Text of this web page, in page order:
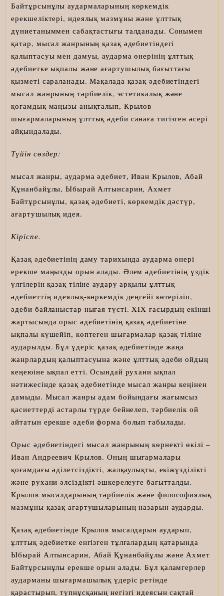
Байтұрсынұлы аудармаларының көркемдік
ерекшеліктері, идеялық мазмұны және ұлттық
дүниетаныммен сабақтастығы талданады. Сонымен
қатар, мысал жанрының қазақ әдебиетіндегі
қалыптасуы мен дамуы, аударма өнерінің ұлттық
әдебиетке ықпалы және ағартушылық бағыттағы
қызметі сараланады. Мақалада қазақ әдебиетіндегі
мысал жанрының тәрбиелік, эстетикалық және
қоғамдық маңызы анықталып, Крылов
шығармаларының ұлттық әдеби санаға тигізген әсері
айқындалады.
Түйін сөздер:
мысал жанры, аударма әдебиет, Иван Крылов, Абай
Құнанбайұлы, Ыбырай Алтынсарин, Ахмет
Байтұрсынұлы, қазақ әдебиеті, көркемдік дәстүр,
ағартушылық идея.
Кіріспе.
Қазақ әдебиетінің даму тарихында аударма өнері
ерекше маңызды орын алады. Әлем әдебиетінің үздік
үлгілерін қазақ тіліне аудару арқылы ұлттық
әдебиеттің идеялық-көркемдік деңгейі көтеріліп,
әдеби байланыстар нығая түсті. XIX ғасырдың екінші
жартысында орыс әдебиетінің қазақ әдебиетіне
ықпалы күшейіп, көптеген шығармалар қазақ тіліне
аударылды. Бұл үдеріс қазақ әдебиетінде жаңа
жанрлардың қалыптасуына және ұлттық әдеби ойдың
кеңеюіне ықпал етті. Осындай рухани ықпал
нәтижесінде қазақ әдебиетінде мысал жанры кеңінен
дамыды. Мысал жанры адам бойындағы жағымсыз
қасиеттерді астарлы түрде бейнелеп, тәрбиелік ой
айтатын ерекше әдеби форма болып табылады.
Орыс әдебиетіндегі мысал жанрының көрнекті өкілі –
Иван Андреевич Крылов. Оның шығармалары
қоғамдағы әділетсіздікті, жалқаулықты, екіжүзділікті
және рухани әлсіздікті әшкерелеуге бағытталды.
Крылов мысалдарының тәрбиелік және философиялық
мазмұны қазақ ағартушыларының назарын аударды.
Қазақ әдебиетінде Крылов мысалдарын аударып,
ұлттық әдебиетке енгізген тұлғалардың қатарында
Ыбырай Алтынсарин, Абай Құнанбайұлы және Ахмет
Байтұрсынұлы ерекше орын алады. Бұл қаламгерлер
аударманы шығармашылық үдеріс ретінде
қарастырып, түпнұсқаның негізгі идеясын сақтай